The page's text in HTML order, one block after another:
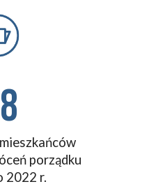
porządku
2022 r.